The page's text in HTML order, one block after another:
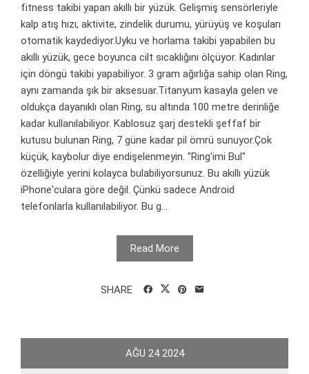
fitness takibi yapan akıllı bir yüzük. Gelişmiş sensörleriyle
kalp atış hızı, aktivite, zindelik durumu, yürüyüş ve koşuları
otomatik kaydediyor.Uyku ve horlama takibi yapabilen bu
akıllı yüzük, gece boyunca cilt sıcaklığını ölçüyor. Kadınlar
için döngü takibi yapabiliyor. 3 gram ağırlığa sahip olan Ring,
aynı zamanda şık bir aksesuar.Titanyum kasayla gelen ve
oldukça dayanıklı olan Ring, su altında 100 metre derinliğe
kadar kullanılabiliyor. Kablosuz şarj destekli şeffaf bir
kutusu bulunan Ring, 7 güne kadar pil ömrü sunuyor.Çok
küçük, kaybolur diye endişelenmeyin. "Ring'imi Bul"
özelliğiyle yerini kolayca bulabiliyorsunuz. Bu akıllı yüzük
iPhone'culara göre değil. Çünkü sadece Android
telefonlarla kullanılabiliyor. Bu g...
Read More
SHARE
AĞU 24 2024